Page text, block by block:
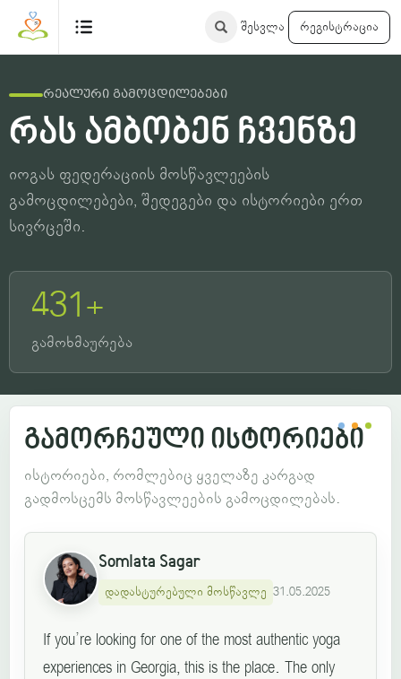
შესვლა რეგისტრაცია
რეალური გამოცდილებები
რას ამბობენ ჩვენზე
იოგას ფედერაციის მოსწავლეების
გამოცდილებები, შედეგები და ისტორიები ერთ
სივრცეში.
431+
გამოხმაურება
გამორჩეული ისტორიები
ისტორიები, რომლებიც ყველაზე კარგად
გადმოსცემს მოსწავლეების გამოცდილებას.
Somlata Sagar
დადასტურებული მოსწავლე 31.05.2025
If you’re looking for one of the most authentic yoga
experiences in Georgia, this is the place. The only